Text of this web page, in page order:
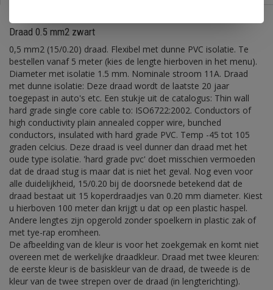
Draad 0.5 mm2 zwart
0,5 mm2 (15/0.20) draad. Flexibel met dunne PVC isolatie. Te
bestellen vanaf 5 meter (kies de lengte hierboven in het menu).
Diameter met isolatie 1.5 mm. Nominale stroom 11A. Draad
met dunne isolatie: Deze draad wordt de laatste 20 jaar
toegepast in auto's etc. Een stukje uit de catalogus: Thin wall
hard grade single core cable to: ISO6722:2002. Conductors of
high conductivity plain annealed copper wire, bunched
conductors, insulated with hard grade PVC. Temp -45 tot 105
graden celcius. Deze draad is veel dunner dan draad met het
oude type isolatie. 'hard grade pvc' doet misschien vermoeden
dat de draad stug is maar dat is niet het geval. Nog even voor
alle duidelijkheid, 15/0.20 bij de doorsnede betekend dat de
draad bestaat uit 15 koperdraadjes van 0.20 mm diameter. Kiest
u hierboven 100 meter dan krijgt u dat op een plastic haspel.
Andere lengtes zijn opgerold zonder spoelkern in plastic zak of
met tye-rap eromheen.
De afbeelding van de kleur is voor het zoekgemak en komt niet
overeen met de werkelijke draadkleur. Draad met twee kleuren:
de eerste kleur is de basiskleur van de draad, de tweede is de
kleur van de twee strepen over de draad (in lengterichting).